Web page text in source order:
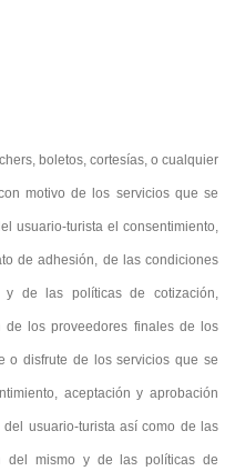
boletos, cortesías, o cualquier
motivo de los servicios que se
usuario-turista el consentimiento,
de adhesión, de las condiciones
y de las políticas de cotización,
de los proveedores finales de los
o disfrute de los servicios que se
aceptación y aprobación
usuario-turista así como de las
del mismo y de las políticas de